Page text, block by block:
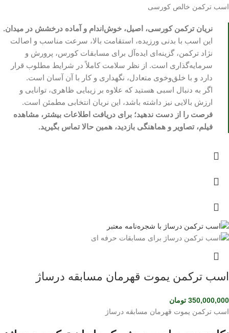
اسب ترکمن خالص کورسی
نریان ترکمن کورسی، اصیل، خوش‌اندام و آماده درخشش در میدان.
این اسب با بدنی ورزیده، استقامت بالا، سرعت مناسب و اصالت
نژاد ترکمن، گزینه‌ای ایده‌آل برای مسابقات کورس، پرورش و
سرمایه‌گذاری است. از نظر سلامت کاملاً در شرایط مطلوب قرار
دارد و با خلق‌وخوی متعادل، نگهداری و کار با آن آسان است.
اگر به دنبال اسبی هستید که علاوه بر زیبایی ظاهری، توانایی و
ارزش بالایی نیز داشته باشد، این نریان انتخابی مطمئن است.
فرصت را از دست ندهید؛ برای دریافت اطلاعات بیشتر، مشاهده
فیلم، تصاویر و هماهنگی بازدید، همین حالا تماس بگیرید.
اسب ترکمن یموت قهرمان مسابقه درساژ
350,000,000 تومان
اسب ترکمن یموت قهرمان مسابقه درساژ